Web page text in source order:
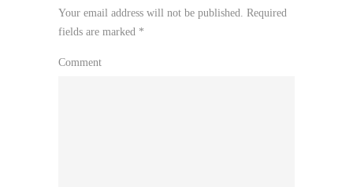
Your email address will not be published. Required
fields are marked *
Comment